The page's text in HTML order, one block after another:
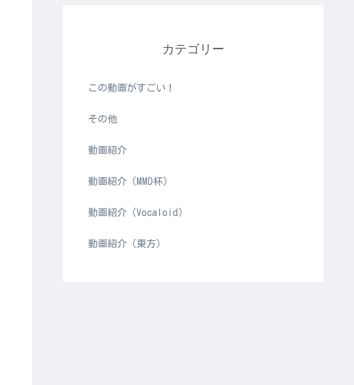
カテゴリー
この動画がすごい！
その他
動画紹介
動画紹介（MMD杯）
動画紹介（Vocaloid）
動画紹介（東方）